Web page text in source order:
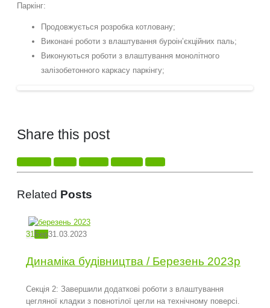
Паркінг:
Продовжується розробка котловану;
Виконані роботи з влаштування буроін’єкційних паль;
Виконуються роботи з влаштування монолітного
залізобетонного каркасу паркінгу;
Share this post
Facebook Twitter LinkedIn Google + Email
Related Posts
31 Бер31.03.2023
Динаміка будівництва / Березень 2023р
Секція 2: Завершили додаткові роботи з влаштування
цегляної кладки з повнотілої цегли на технічному поверсі.